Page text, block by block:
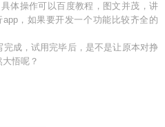
体操作可以百度教程，图文并茂，讲
，如果要开发一个功能比较齐全的
成，试用完毕后，是不是让原本对挣
悟呢？